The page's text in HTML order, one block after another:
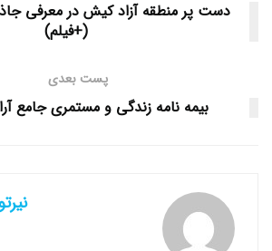
دست پر منطقه آزاد کیش در معرفی
(+فیلم)
پست بعدی
بیمه نامه زندگی و مستمری جامع